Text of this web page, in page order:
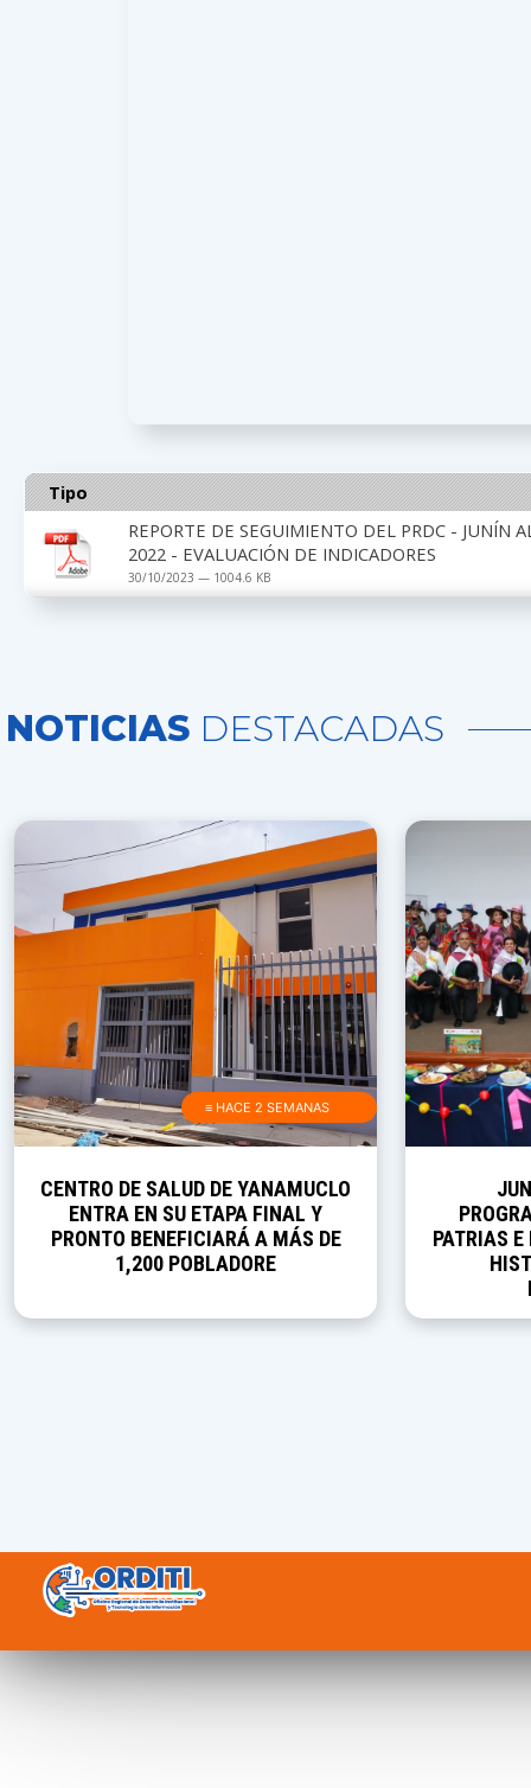
Tipo
REPORTE DE SEGUIMIENTO DEL PRDC - JUNÍN
2022 - EVALUACIÓN DE INDICADORES
30/10/2023 — 1004.6 KB
NOTICIAS DESTACADAS
≡ HACE 2 SEMANAS
CENTRO DE SALUD DE YANAMUCLO
ENTRA EN SU ETAPA FINAL Y
PRONTO BENEFICIARÁ A MÁS DE
1,200 POBLADORE
PATRIAS